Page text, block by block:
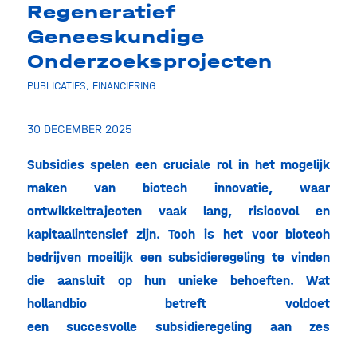
Regeneratief
Geneeskundige
Onderzoeksprojecten
PUBLICATIES, FINANCIERING
30 DECEMBER 2025
Subsidies spelen een cruciale rol in het mogelijk
maken van biotech innovatie, waar
ontwikkeltrajecten vaak lang, risicovol en
kapitaalintensief zijn. Toch is het voor biotech
bedrijven moeilijk een subsidieregeling te vinden
die aansluit op hun unieke behoeften. Wat
hollandbio betreft voldoet
een succesvolle subsidieregeling aan zes